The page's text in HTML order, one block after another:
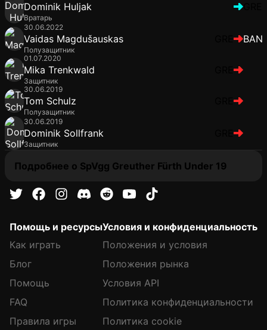
Dominik Huljak
Вратарь
30.06.2022
Vaidas Magdušauskas
Полузащитник
BAN
01.07.2020
Mika Trenkwald
Защитник
30.06.2019
Tom Schulz
Полузащитник
30.06.2019
Dominik Sollfrank
Защитник
Подробнее о SpVgg Greuther Fürth Under 19
Помощь и ресурсы
Как играть
Блог
Помощь
FAQ
Правила игры
Условия и конфиденциальность
Положения и условия
Положения рынка
Условия API
Политика конфиденциальности
Политика cookie